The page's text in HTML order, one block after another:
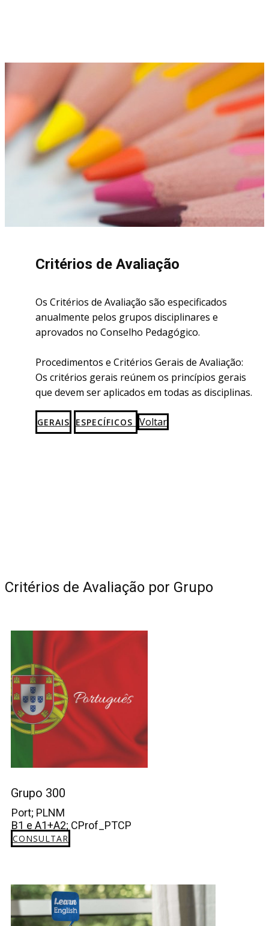
Critérios de Avaliação
Os Critérios de Avaliação são especificados
anualmente pelos grupos disciplinares e
aprovados no Conselho Pedagógico.
Procedimentos e Critérios Gerais de Avaliação:
Os critérios gerais reúnem os princípios gerais
que devem ser aplicados em todas as disciplinas.
GERAIS ESPECÍFICOS Voltar
Critérios de Avaliação por Grupo
Grupo 300
Port; PLNM
B1 e A1+A2; CProf_PTCP
CONSULTAR